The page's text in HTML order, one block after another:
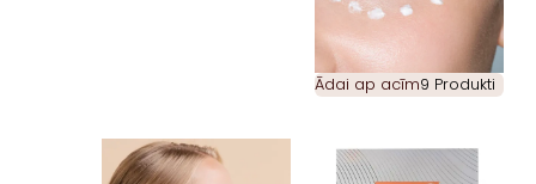
Ādai ap acīm9 Produkti